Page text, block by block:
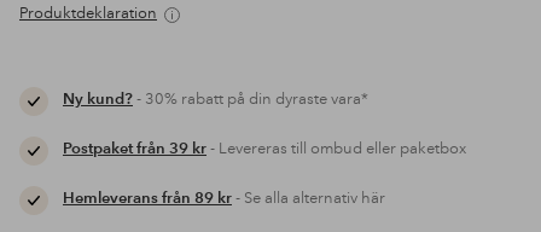
Produktdeklaration
Ny kund?- 30% rabatt på din dyraste vara*
Postpaket från 39 kr- Levereras till ombud eller paketbox
Hemleverans från 89 kr- Se alla alternativ här